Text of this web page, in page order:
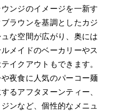
ンジのイメージを一新す
ラウンを基調としたカジ
な空間が広がり、奥には
メイドのベーカリーやス
イクアウトもできます。
夜食に人気のパーコー麺
るアフタヌーンティー、
ンなど、個性的なメニュ